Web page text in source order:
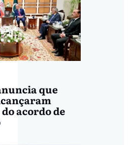
que
acordo de